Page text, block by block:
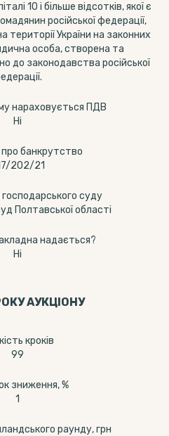
10 і більше відсотків, якої є
російської федерації,
території України на законних
особа, створена та
до законодавства російської
нараховується ПДВ
Ні
банкрутство
202/21
суду
Полтавської області
надається?
Ні
АУКЦІОНУ
кроків
99
зниження, %
1
раунду, грн